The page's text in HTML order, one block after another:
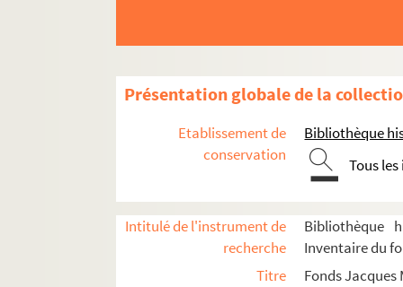
Présentation globale de la
Etablissement de
conservation
Bibliothèque
Tous
Intitulé de l'instrument de
recherche
Bibliothèque
Inventaire du
Titre
Fonds
Cheverny (son et lumière)
La dernière bobine
Georges Dandin
Il ne faut jurer de rien
Knock (projet)
Lacenaire